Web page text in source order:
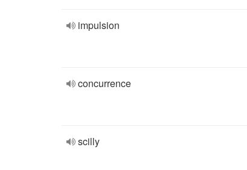
impulsion
concurrence
scilly